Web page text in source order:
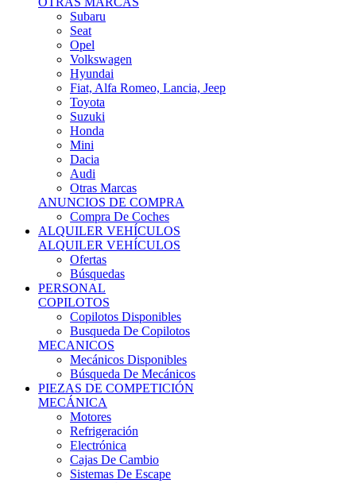
Subaru
Seat
Opel
Volkswagen
Hyundai
Fiat, Alfa Romeo, Lancia, Jeep
Toyota
Suzuki
Honda
Mini
Dacia
Audi
Otras Marcas
ANUNCIOS DE COMPRA
Compra De Coches
ALQUILER VEHÍCULOS
ALQUILER VEHÍCULOS
Ofertas
Búsquedas
PERSONAL
COPILOTOS
Copilotos Disponibles
Busqueda De Copilotos
MECANICOS
Mecánicos Disponibles
Búsqueda De Mecánicos
PIEZAS DE COMPETICIÓN
MECÁNICA
Motores
Refrigeración
Electrónica
Cajas De Cambio
Sistemas De Escape